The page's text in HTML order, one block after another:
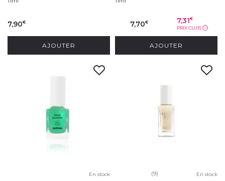
7,90€
AJOUTER
7,70€ 7,31€
PRIX CLUB ?
AJOUTER
En stock (9) En stock